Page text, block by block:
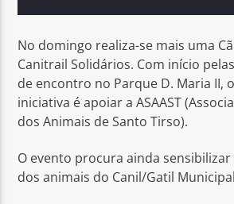
Rádio No ar
No domingo realiza-se mais uma
Canitrail Solidários. Com início
de encontro no Parque D. Maria II,
iniciativa é apoiar a ASAAST
dos Animais de Santo Tirso).
O evento procura ainda
dos animais do Canil/Gatil